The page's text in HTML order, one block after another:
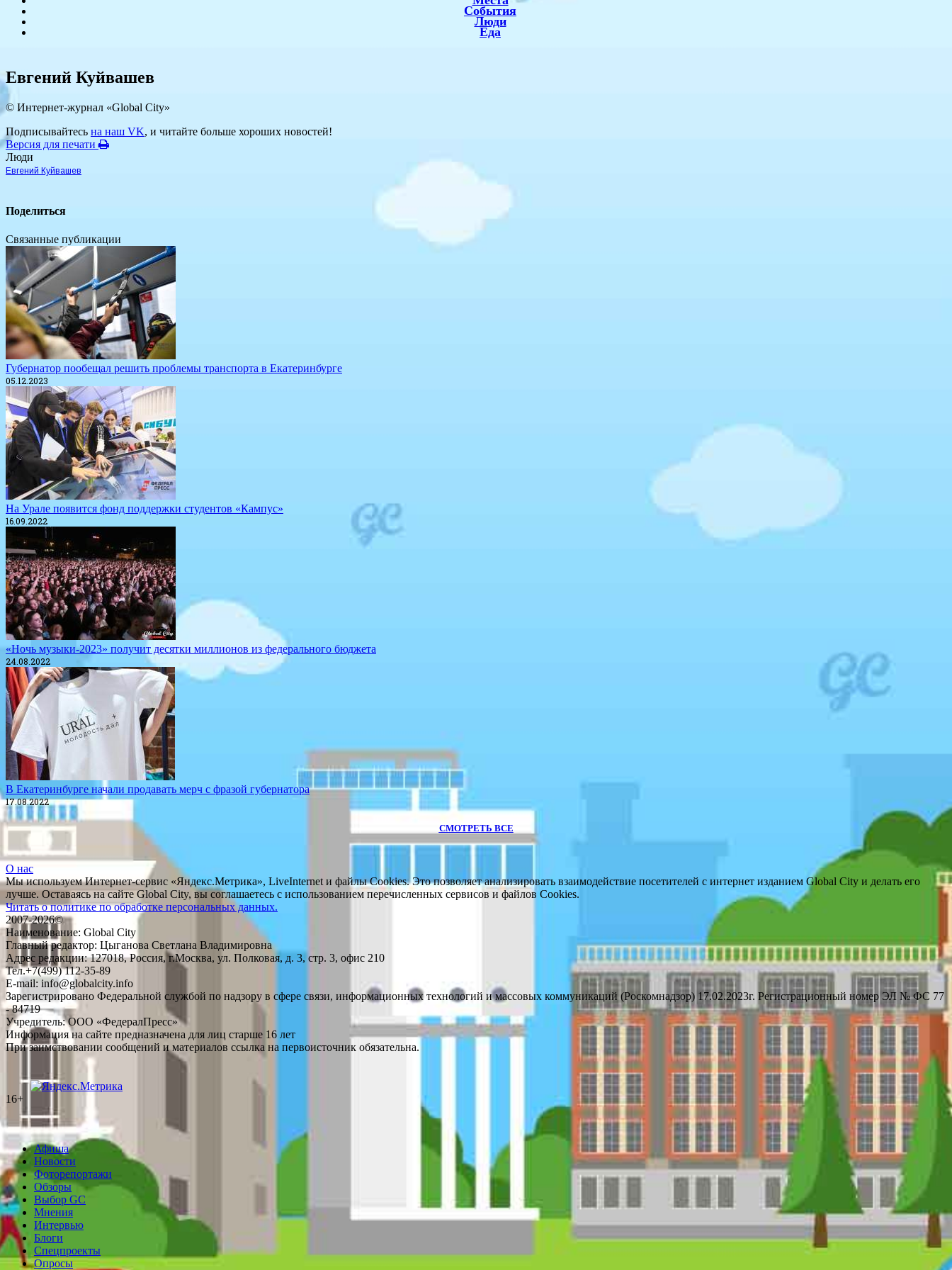
События
Люди
Еда
Евгений Куйвашев
© Интернет-журнал «Global City»
Подписывайтесь на наш VK, и читайте больше хороших новостей!
Версия для печати
Люди
Евгений Куйвашев
Поделиться
Связанные публикации
Губернатор пообещал решить проблемы транспорта в Екатеринбурге
05.12.2023
На Урале появится фонд поддержки студентов «Кампус»
16.09.2022
«Ночь музыки-2023» получит десятки миллионов из федерального бюджета
24.08.2022
В Екатеринбурге начали продавать мерч с фразой губернатора
17.08.2022
СМОТРЕТЬ ВСЕ
О нас
Мы используем Интернет-сервис «Яндекс.Метрика», LiveInternet и файлы Cookies. Это позволяет анализировать взаимодействие посетителей с интернет изданием Global City и делать его
лучше. Оставаясь на сайте Global City, вы соглашаетесь с использованием перечисленных сервисов и файлов Cookies.
Читать о политике по обработке персональных данных.
2007-2026©
Наименование: Global City
Главный редактор: Цыганова Светлана Владимировна
Адрес редакции: 127018, Россия, г.Москва, ул. Полковая, д. 3, стр. 3, офис 210
Тел.+7(499) 112-35-89
E-mail: info@globalcity.info
Зарегистрировано Федеральной службой по надзору в сфере связи, информационных технологий и массовых коммуникаций (Роскомнадзор) 17.02.2023г. Регистрационный номер ЭЛ № ФС 77
- 84719
Учредитель: ООО «ФедералПресс»
Информация на сайте предназначена для лиц старше 16 лет
При заимствовании сообщений и материалов ссылка на первоисточник обязательна.
16+
Афиша
Новости
Фоторепортажи
Обзоры
Выбор GC
Мнения
Интервью
Блоги
Спецпроекты
Опросы